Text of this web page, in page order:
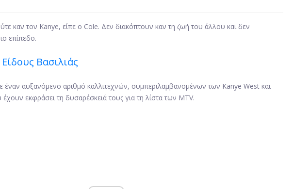
καν τον Kanye, είπε ο Cole. Δεν διακόπτουν καν τη ζωή του άλλου και δεν
επίπεδο.
Βασιλιάς
έναν αυξανόμενο αριθμό καλλιτεχνών, συμπεριλαμβανομένων των Kanye West και
εκφράσει τη δυσαρέσκειά τους για τη λίστα των MTV.